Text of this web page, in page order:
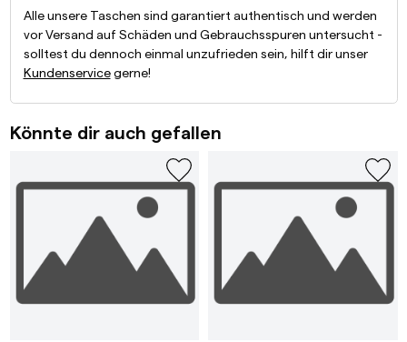
Alle unsere Taschen sind garantiert authentisch und werden
vor Versand auf Schäden und Gebrauchsspuren untersucht -
solltest du dennoch einmal unzufrieden sein, hilft dir unser
Kundenservicegerne!
Könnte dir auch gefallen